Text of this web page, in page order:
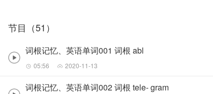
节目（51）
词根记忆、英语单词001 词根 abl
05:56 2020-11-13
词根记忆、英语单词002 词根 tele- gram